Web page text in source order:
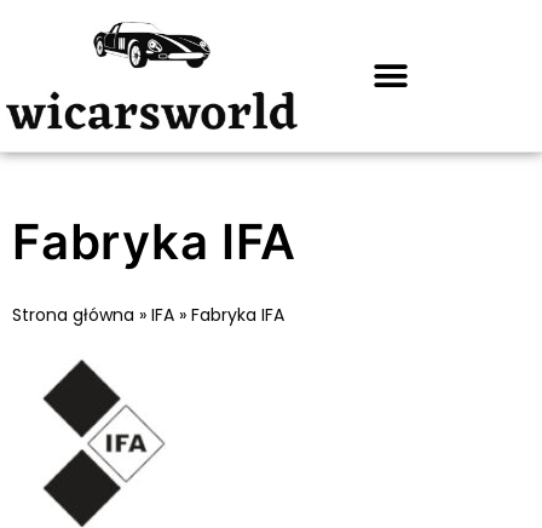
Fabryka IFA
Strona główna » IFA » Fabryka IFA